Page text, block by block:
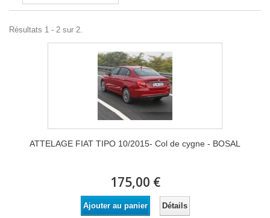
Résultats 1 - 2 sur 2.
ATTELAGE FIAT TIPO 10/2015- Col de cygne - BOSAL
175,00 €
Ajouter au panier Détails